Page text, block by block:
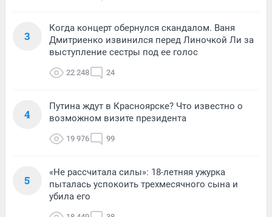
3
Когда концерт обернулся скандалом. Ваня
Дмитриенко извинился перед Линочкой Ли за
выступление сестры под ее голос
22 248 24
4
Путина ждут в Красноярске? Что известно о
возможном визите президента
19 976 99
5
«Не рассчитала силы»: 18-летняя ужурка
пыталась успокоить трехмесячного сына и
убила его